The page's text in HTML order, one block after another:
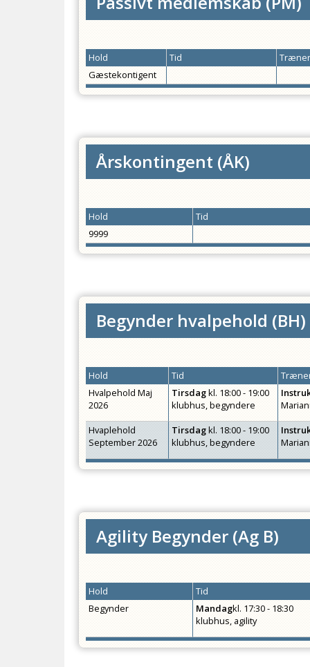
Hold Tid
Gæstekontigent
Årskontingent (ÅK)
Hold
Tid
9999
Begynder hvalpehold (BH)
Hold Tid
Hvalpehold Maj
2026
Tirsdagkl. 18:00 - 19:00
klubhus, begyndere
Hvaplehold
September 2026
Tirsdagkl. 18:00 - 19:00
klubhus, begyndere
Agility Begynder (Ag B)
Hold
Tid
Begynder
Mandagkl. 17:30 - 18:30
klubhus, agility